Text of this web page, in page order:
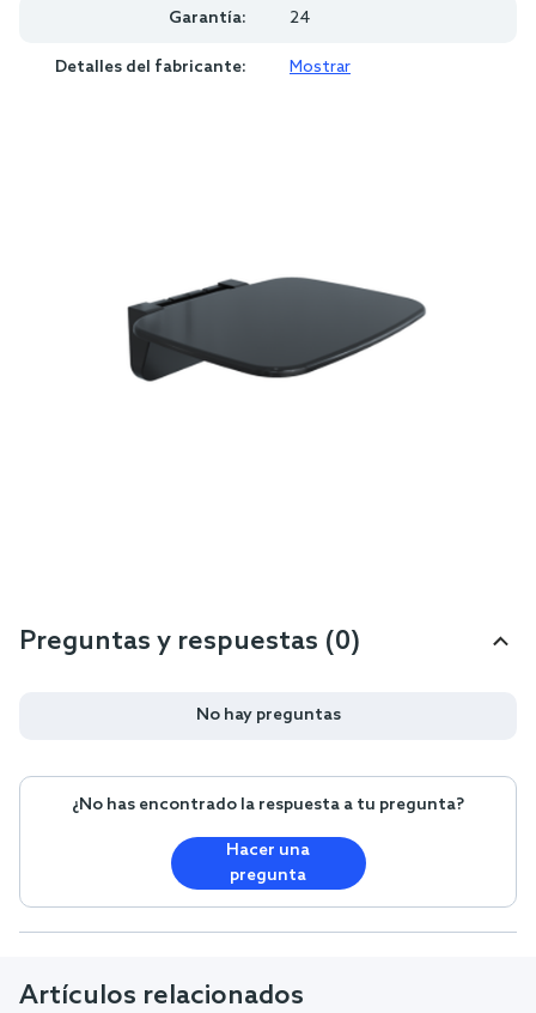
Garantía: 24
Detalles del fabricante: Mostrar
Preguntas y respuestas (0)
No hay preguntas
¿No has encontrado la respuesta a tu pregunta?
Hacer una
pregunta
Artículos relacionados